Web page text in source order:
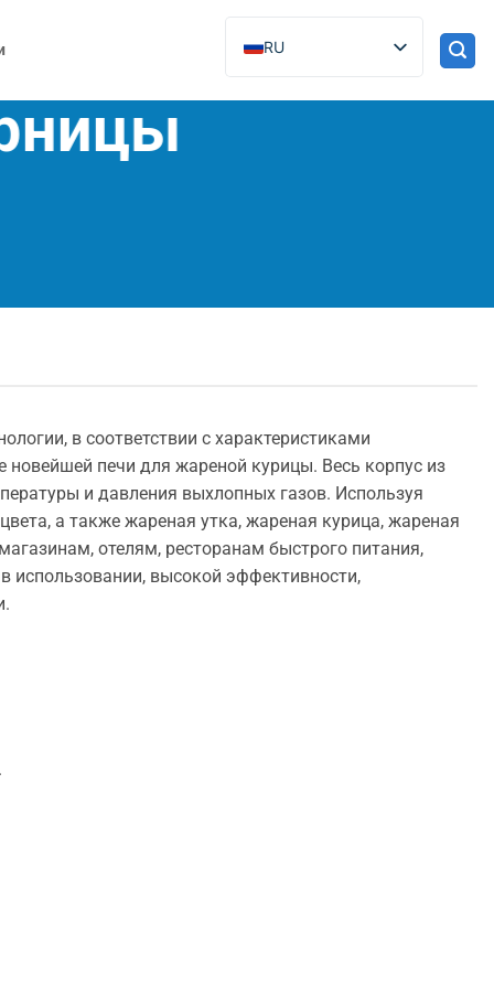
RU
в соответствии с характеристиками
новейшей печи для жареной курицы. Весь корпус из
и давления выхлопных газов. Используя
а также жареная утка, жареная курица, жареная
отелям, ресторанам быстрого питания,
использовании, высокой эффективности,